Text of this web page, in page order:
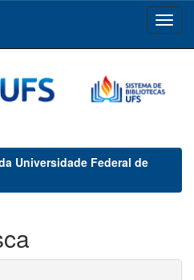
Universidade Federal de